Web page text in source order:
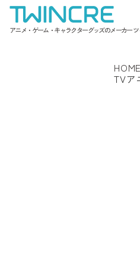
アニメ・ゲーム・キャラクターグッズのメーカー
HOME
TVア